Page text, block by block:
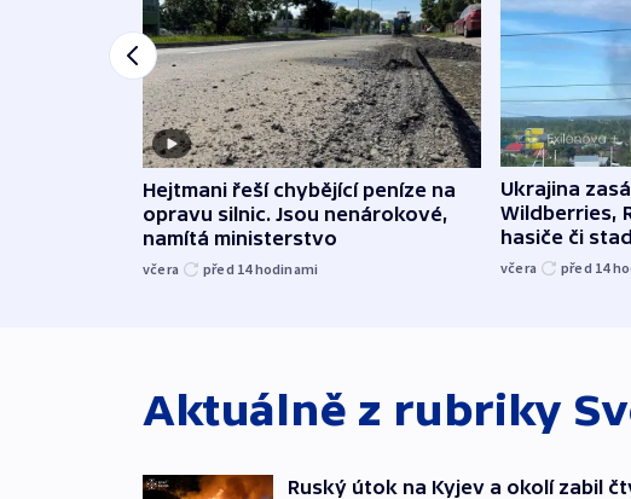
Hejtmani řeší chybějící peníze na
opravu silnic. Jsou nenárokové,
namítá ministerstvo
včera před 14hodinami
Ukrajina
Wildberries,
hasiče či
včera před 14
Aktuálně z rubriky
Ruský útok na Kyjev a okolí zabil